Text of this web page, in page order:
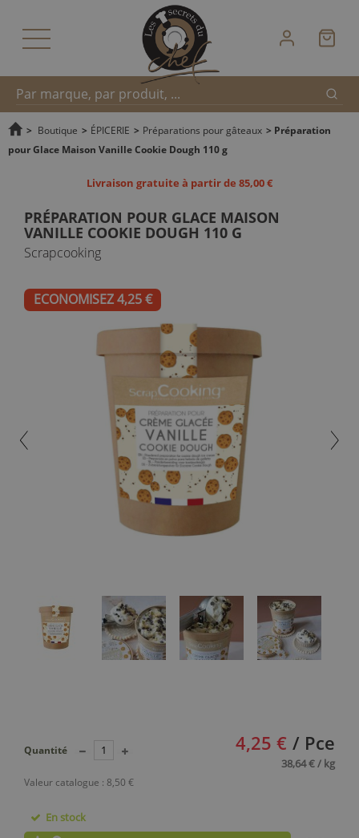
Recherche
> Boutique > ÉPICERIE > Préparations pour gâteaux > Préparation
pour Glace Maison Vanille Cookie Dough 110 g
Livraison gratuite à partir de 85,00 €
PRÉPARATION POUR GLACE MAISON
VANILLE COOKIE DOUGH 110 G
Scrapcooking
ECONOMISEZ 4,25 €
4,25 € / Pce
38,64 € / kg
Quantité
Valeur catalogue : 8,50 €
En stock